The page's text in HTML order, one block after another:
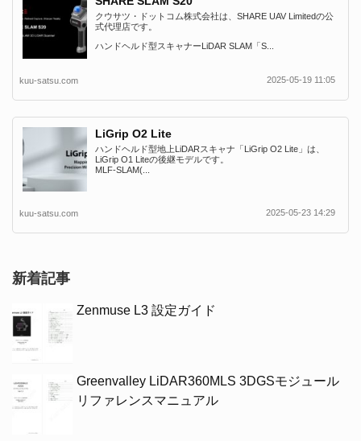
クウサツ・ドットコム株式会社は、SHARE UAV Limitedの公
式代理店です。
ハンドヘルド型スキャナーLiDAR SLAM「S...
kuu-satsu.com 2025-05-19 11:05
LiGrip O2 Lite
ハンドヘルド型地上LiDARスキャナ「LiGrip O2 Lite」は、
LiGrip O1 Liteの後継モデルです。
MLF-SLAM(...
kuu-satsu.com 2025-05-23 14:29
新着記事
Zenmuse L3 設定ガイド
Greenvalley LiDAR360MLS 3DGSモジュール
リファレンスマニュアル